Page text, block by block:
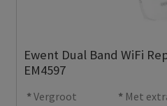
Ewent Dual Band WiFi
EM4597
Vergroot
Met